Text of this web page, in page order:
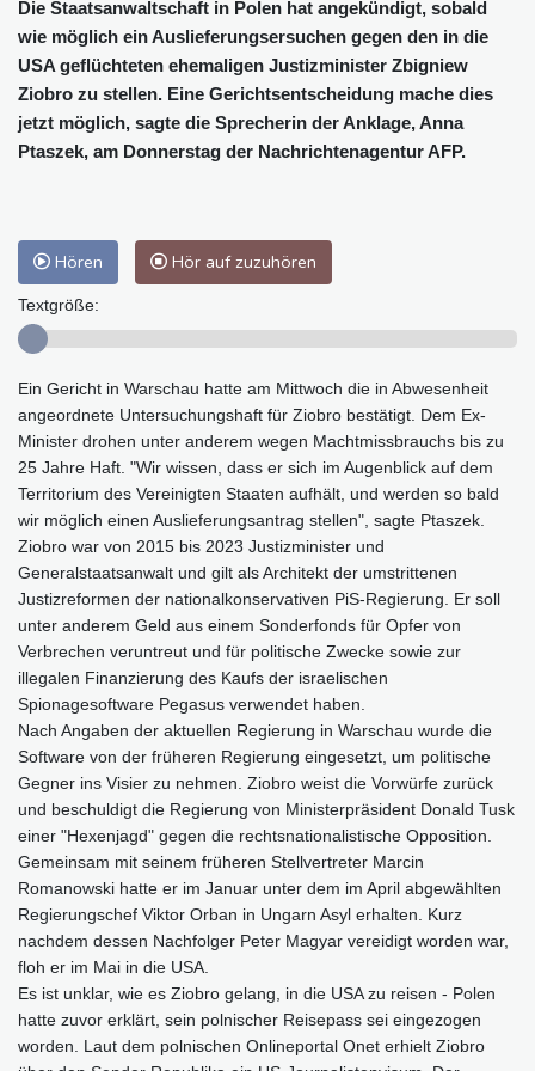
Die Staatsanwaltschaft in Polen hat angekündigt, sobald
wie möglich ein Auslieferungsersuchen gegen den in die
USA geflüchteten ehemaligen Justizminister Zbigniew
Ziobro zu stellen. Eine Gerichtsentscheidung mache dies
jetzt möglich, sagte die Sprecherin der Anklage, Anna
Ptaszek, am Donnerstag der Nachrichtenagentur AFP.
Hören Hör auf zuzuhören
Textgröße:
Ein Gericht in Warschau hatte am Mittwoch die in Abwesenheit
angeordnete Untersuchungshaft für Ziobro bestätigt. Dem Ex-
Minister drohen unter anderem wegen Machtmissbrauchs bis zu
25 Jahre Haft. "Wir wissen, dass er sich im Augenblick auf dem
Territorium des Vereinigten Staaten aufhält, und werden so bald
wir möglich einen Auslieferungsantrag stellen", sagte Ptaszek.
Ziobro war von 2015 bis 2023 Justizminister und
Generalstaatsanwalt und gilt als Architekt der umstrittenen
Justizreformen der nationalkonservativen PiS-Regierung. Er soll
unter anderem Geld aus einem Sonderfonds für Opfer von
Verbrechen veruntreut und für politische Zwecke sowie zur
illegalen Finanzierung des Kaufs der israelischen
Spionagesoftware Pegasus verwendet haben.
Nach Angaben der aktuellen Regierung in Warschau wurde die
Software von der früheren Regierung eingesetzt, um politische
Gegner ins Visier zu nehmen. Ziobro weist die Vorwürfe zurück
und beschuldigt die Regierung von Ministerpräsident Donald Tusk
einer "Hexenjagd" gegen die rechtsnationalistische Opposition.
Gemeinsam mit seinem früheren Stellvertreter Marcin
Romanowski hatte er im Januar unter dem im April abgewählten
Regierungschef Viktor Orban in Ungarn Asyl erhalten. Kurz
nachdem dessen Nachfolger Peter Magyar vereidigt worden war,
floh er im Mai in die USA.
Es ist unklar, wie es Ziobro gelang, in die USA zu reisen - Polen
hatte zuvor erklärt, sein polnischer Reisepass sei eingezogen
worden. Laut dem polnischen Onlineportal Onet erhielt Ziobro